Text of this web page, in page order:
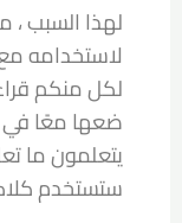
لهذا السبب
لاستخدامه
لكل منكم
ضعها معًا في
يتعلمون ما
ستستخدم